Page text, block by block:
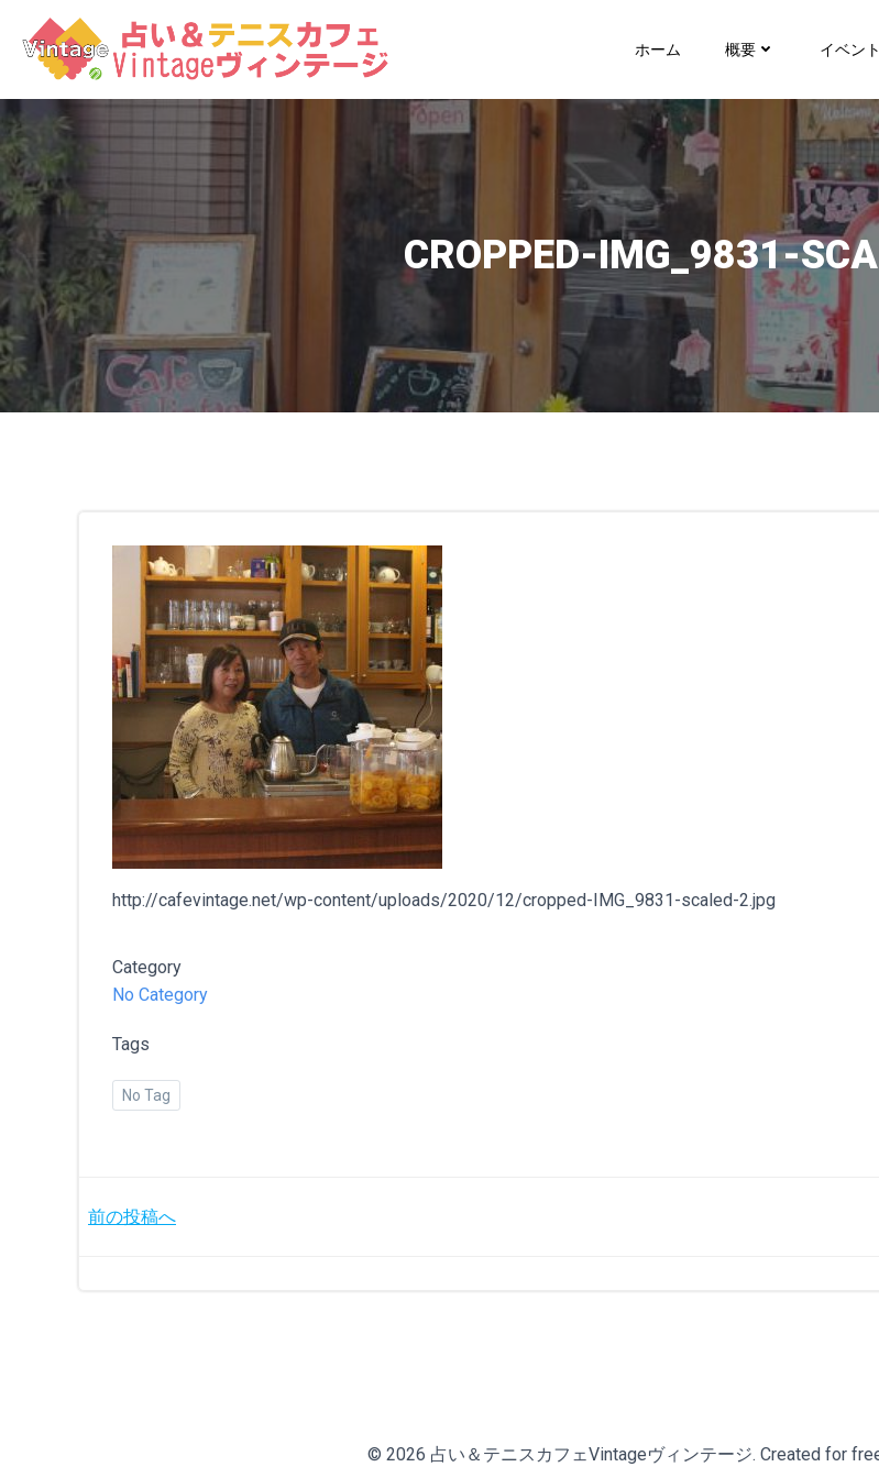
ツ
へ
ス
キ
ッ
プ
ホーム 概要 イベント
CROPPED-IMG_9831-
http://cafevintage.net/wp-content/uploads/2020/12/cropped-IMG_9831-scaled-2.jpg
Category
No Category
Tags
No Tag
投
前の投稿へ
© 2026 占い＆テニスカフェVintageヴィンテージ. Created for